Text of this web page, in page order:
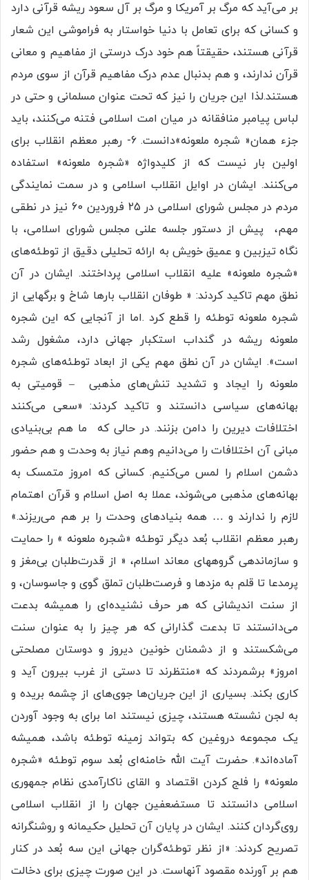
بر می‌آید که مرگ بر آمریکا و مرگ بر آل سعود ریشه قرآنی دارد
و کسانی که برای تعامل با دنیا خواستار به فراموشی این شعار
قرآنی هستند، حقیقتاً هم خود درک درستی از مفاهیم و معانی
قرآن ندارند، و هم بدنبال عدم درک مفاهیم قرآن از سوی مردم
هستند.لذا این جریان را نیز که تحت عنوان مسلمانی و حتی در
لباس پیامبر منافقانه در میان امت اسلامی فتنه می‌کنند، باید
جزء همان« شجره ملعونه»دانست. 6- رهبر معظم انقلاب برای
اولین بار نیست که از کلیدواژه «شجره ملعونه» استفاده
می‌کنند. ایشان در اوایل انقلاب اسلامی و در سمت نمایندگی
مردم در مجلس شورای اسلامی در 25 فروردین 60 نیز در نطقی
مهم، پیش از دستور جلسه علنی مجلس شورای اسلامی، با
نگاه تیزبین و عمیق خویش به ارائه تحلیلی دقیق از توطئه‌های
«شجره ملعونه» علیه انقلاب اسلامی پرداختند. ایشان در آن
نطق مهم تاکید کردند: « طوفان انقلاب بارها شاخ و برگهایی از
شجره ملعونه توطئه را قطع کرد .اما از آنجایی که این شجره
ملعونه ریشه در گنداب استکبار جهانی دارد، مشغول رشد
است». ایشان در آن نطق مهم یکی از ابعاد توطئه‌های شجره
ملعونه را ایجاد و تشدید تنش‌های مذهبی – قومیتی به
بهانه‌های سیاسی دانستند و تاکید کردند: «سعی می‌کنند
اختلافات دیرین را دامن بزنند. در حالی که ما هم بی‌بنیادی
مبانی آن اختلافات را می‌دانیم وهم نیاز به وحدت و هم حضور
دشمن اسلام را لمس می‌کنیم. کسانی که امروز متمسک به
بهانه‌های مذهبی می‌شوند، عملا به اصل اسلام و قرآن اهتمام
لازم را ندارند و … همه بنیادهای وحدت را بر هم می‌ریزند.»
رهبر معظم انقلاب بُعد دیگر توطئه «شجره ملعونه » را حمایت
و سازماندهی گروههای معاند اسلام، « از قدرت‌طلبان بی‌مغز و
پرمدعا تا قلم به مزدها و فرصت‌طلبان تملق گوی و جاسوسان، و
از سنت اندیشانی که هر حرف نشنیده‌ای را همیشه بدعت
می‌دانستند تا بدعت گذارانی که هر چیز را به عنوان سنت
می‌شکستند و از دشمنان خونین دیروز و دوستان مصلحتی
امروز» برشمردند که «منتظرند تا دستی از غرب بیرون آید و
کاری بکند. بسیاری از این جریان‌ها جوی‌های از چشمه بریده و
به لجن نشسته هستند، چیزی نیستند اما برای به وجود آوردن
یک مجموعه دروغین که بتواند زمینه توطئه باشد، همیشه
آماده‌اند». حضرت آیت الله خامنه‌ای بُعد سوم توطئه «شجره
ملعونه» را فلج کردن اقتصاد و القای ناکارآمدی نظام جمهوری
اسلامی دانستند تا مستضعفین جهان را از انقلاب اسلامی
روی‌گردان کنند. ایشان در پایان آن تحلیل حکیمانه و روشنگرانه
تصریح کردند: «از نظر توطئه‌گران جهانی این سه بُعد در کنار
هم بر آورنده مقصود آنهاست. در این صورت چیزی برای دخالت